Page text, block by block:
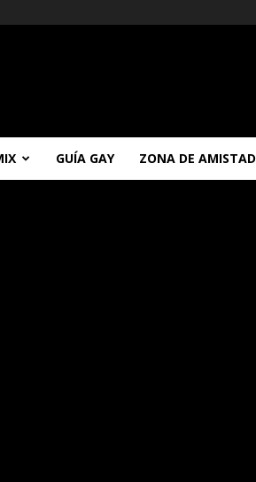
GUÍA GAY ZONA DE AMISTAD